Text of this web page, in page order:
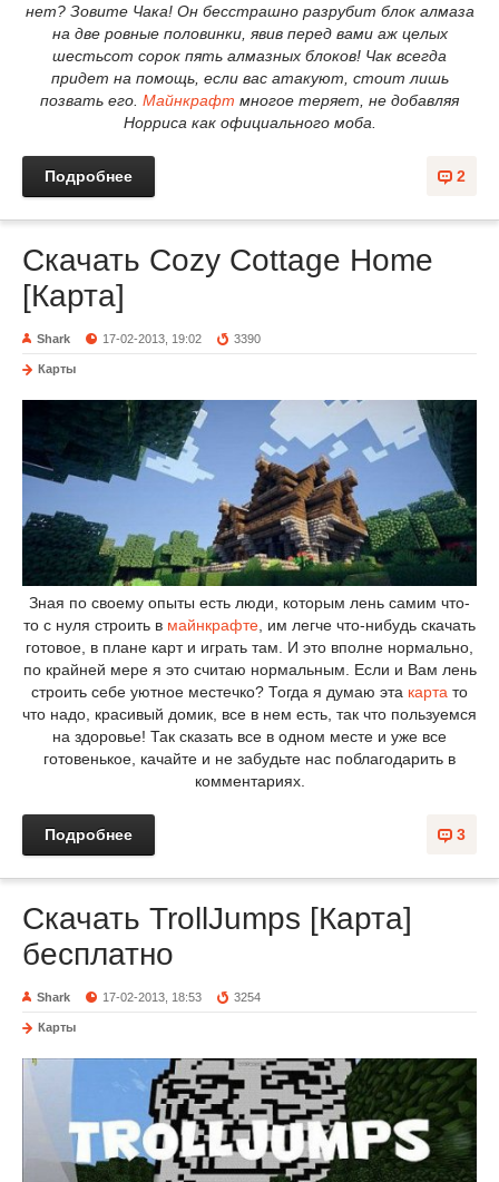
нет? Зовите Чака! Он бесстрашно разрубит блок алмаза
на две ровные половинки, явив перед вами аж целых
шестьсот сорок пять алмазных блоков! Чак всегда
придет на помощь, если вас атакуют, стоит лишь
позвать его. Майнкрафт многое теряет, не добавляя
Норриса как официального моба.
2
Подробнее
Скачать Cozy Cottage Home
[Карта]
Shark 17-02-2013, 19:02 3390
Карты
Зная по своему опыты есть люди, которым лень самим что-
то с нуля строить в майнкрафте , им легче что-нибудь скачать
готовое, в плане карт и играть там. И это вполне нормально,
по крайней мере я это считаю нормальным. Если и Вам лень
строить себе уютное местечко? Тогда я думаю эта карта то
что надо, красивый домик, все в нем есть, так что пользуемся
на здоровье! Так сказать все в одном месте и уже все
готовенькое, качайте и не забудьте нас поблагодарить в
комментариях.
3
Подробнее
Скачать TrollJumps [Карта]
бесплатно
Shark 17-02-2013, 18:53 3254
Карты